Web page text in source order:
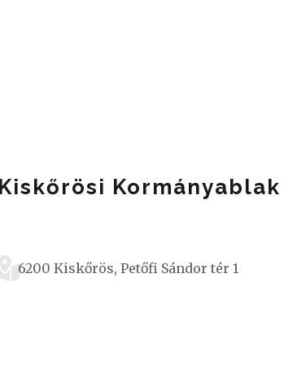
Kiskőrösi Kormányablak
6200 Kiskőrös, Petőfi Sándor tér 1